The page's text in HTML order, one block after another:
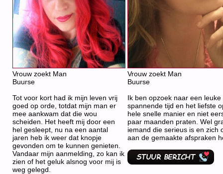
Vrouw zoekt Man
Buurse
Tot voor kort had ik mijn leven vrij
goed op orde, totdat mijn man er
mee aankwam dat die wou
scheiden. Het heeft mij door een
hel gesleept, nu na een aantal
jaren heb ik weer dat knopje
gevonden om te kunnen genieten.
Vandaar mijn aanmelding, zo kan ik
zien of het geluk alsnog voor mij is
weg gelegd.
Vrouw zoekt Man
Buurse
Ik ben opzoek naar een leuke
spannende tijd en het liefste
hele snelle manier en niet
paar maanden praten. Wel
iemand die serieus is en zich
aan de gemaakte afspraken